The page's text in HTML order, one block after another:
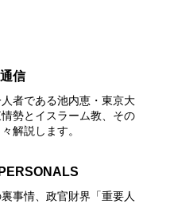
信
者である池内恵・東京⼤
勢とイスラーム教、その
解説します。
事情、政官財界「重要人